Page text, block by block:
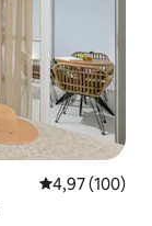
Classificação
4,97 (100)